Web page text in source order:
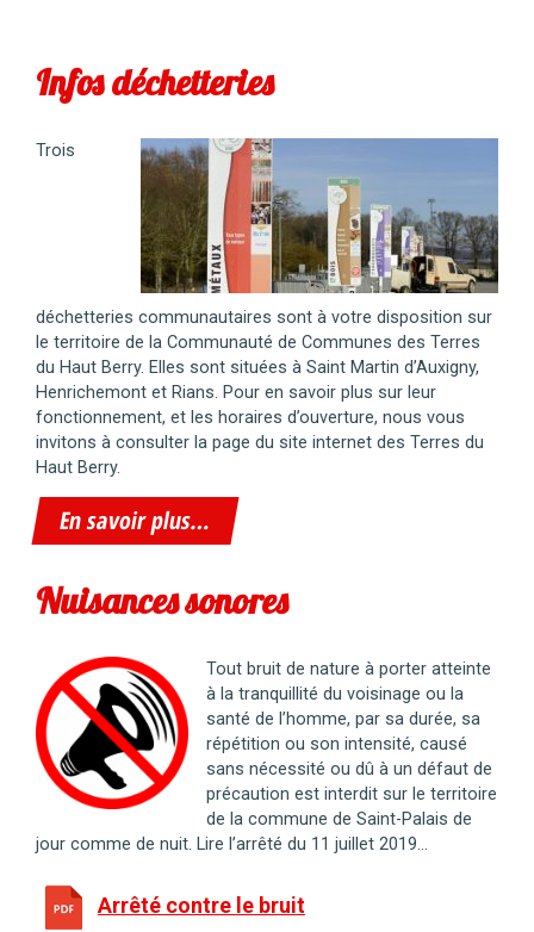
Infos déchetteries
Trois
déchetteries communautaires sont à votre disposition sur
le territoire de la Communauté de Communes des Terres
du Haut Berry. Elles sont situées à Saint Martin d’Auxigny,
Henrichemont et Rians. Pour en savoir plus sur leur
fonctionnement, et les horaires d’ouverture, nous vous
invitons à consulter la page du site internet des Terres du
Haut Berry.
En savoir plus…
Nuisances sonores
Tout bruit de nature à porter atteinte
à la tranquillité du voisinage ou la
santé de l’homme, par sa durée, sa
répétition ou son intensité, causé
sans nécessité ou dû à un défaut de
précaution est interdit sur le territoire
de la commune de Saint-Palais de
jour comme de nuit. Lire l’arrêté du 11 juillet 2019…
Arrêté contre le bruit